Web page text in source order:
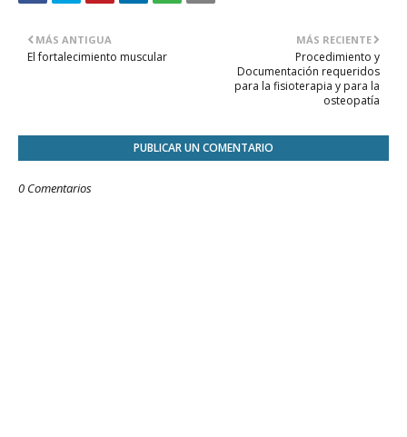
MÁS RECIENTE
Procedimiento y
Documentación requeridos
para la fisioterapia y para la
osteopatía
MÁS ANTIGUA
El fortalecimiento muscular
PUBLICAR UN COMENTARIO
0 Comentarios